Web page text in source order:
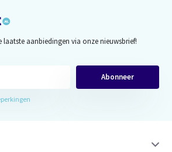
aanbiedingen via onze nieuwsbrief!
Abonneer